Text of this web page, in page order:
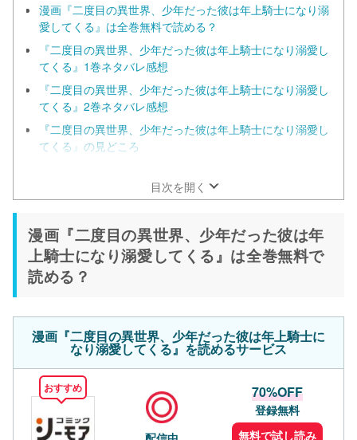
漫画『二度目の異世界、少年だった彼は年上騎士になり溺
愛してくる』は全巻無料で読める？
『二度目の異世界、少年だった彼は年上騎士になり溺愛し
てくる』1巻ネタバレ感想
『二度目の異世界、少年だった彼は年上騎士になり溺愛し
てくる』2巻ネタバレ感想
『二度目の異世界、少年だった彼は年上騎士になり溺愛し
てくる』の見どころ
目次を開く
漫画『二度目の異世界、少年だった彼は年
上騎士になり溺愛してくる』は全巻無料で
読める？
漫画『二度目の異世界、少年だった彼は年上騎士に
なり溺愛してくる』を読めるサービス
おすすめ 70%OFF
登録無料
無料で試し読み